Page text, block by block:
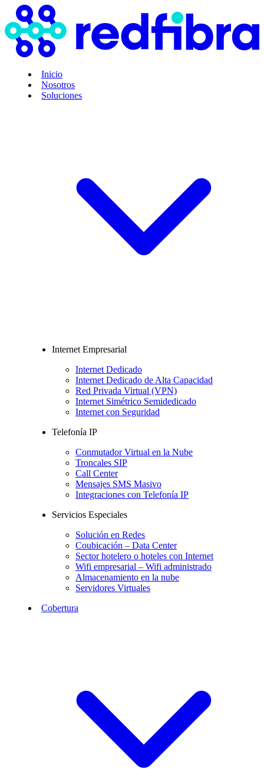
Inicio
Nosotros
Soluciones
Internet Empresarial
Internet Dedicado
Internet Dedicado de Alta Capacidad
Red Privada Virtual (VPN)
Internet Simétrico Semidedicado
Internet con Seguridad
Telefonía IP
Conmutador Virtual en la Nube
Troncales SIP
Call Center
Mensajes SMS Masivo
Integraciones con Telefonía IP
Servicios Especiales
Solución en Redes
Coubicación – Data Center
Sector hotelero o hoteles con Internet
Wifi empresarial – Wifi administrado
Almacenamiento en la nube
Servidores Virtuales
Cobertura